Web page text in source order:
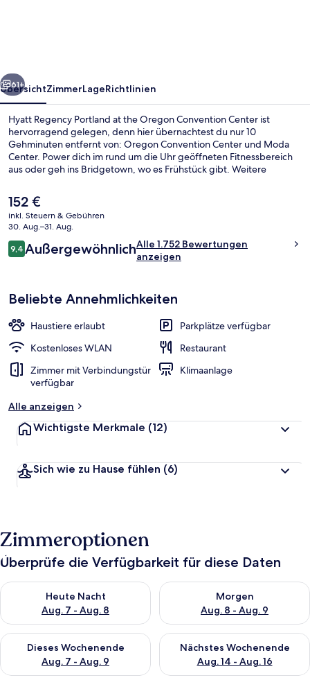
Convention
Center
Weiter
61+
ÜbersichtZimmerLageRichtlinien
Hyatt Regency Portland at the Oregon Convention Center ist
hervorragend gelegen, denn hier übernachtest du nur 10
Gehminuten entfernt von: Oregon Convention Center und Moda
Center. Power dich im rund um die Uhr geöffneten Fitnessbereich
aus oder geh ins Bridgetown, wo es Frühstück gibt. Weitere
Personal und der allgemeine Zustand erhalten gute Bewertungen
von anderen Reisenden. Die öffentlichen Verkehrsmittel sind nur
einen kurzen Fußmarsch entfernt: Zur Station Convention Center
sind es nur wenige Schritte und zur Haltestelle NE Grand & Holladay
2 Minuten.
Der
aktuelle
Preis
152 €.
152 €
inkl. Steuern & Gebühren
30. Aug.–31. Aug.
Bewertungen
9,49,4 von 10.
AußergewöhnlichAlle 1.752 Bewertungen
anzeigen
Beliebte Annehmlichkeiten
Haustiere erlaubt
Parkplätze verfügbar
Kostenloses WLAN
Restaurant
Zimmer mit Verbindungstür
verfügbar
Klimaanlage
Alle anzeigen
Wichtigste Merkmale (12)
Sich wie zu Hause fühlen (6)
Zimmeroptionen
Überprüfe die Verfügbarkeit für diese Daten
Heute Nacht
Aug. 7 - Aug. 8
Überprüfe die Verfügbarkeit für heute Nacht, Aug. 7 - Aug. 8.
Morgen
Aug. 8 - Aug. 9
Überprüfe die Verfügbarkeit
Dieses Wochenende
Aug. 7 - Aug. 9
Überprüfe die Verfügbarkeit für dieses Wochenende, Aug. 7
Nächstes Wochenende
Aug. 14 - Aug. 16
Überprüfe die Verfügbarkeit